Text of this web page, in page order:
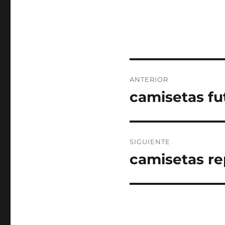
de
ANTERIOR
Entrada
camisetas
SIGUIENTE
Entrada
camisetas